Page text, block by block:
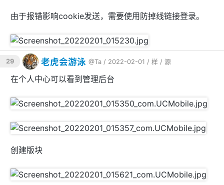
由于报错影响cookie发送，需要使用防掉线链接登录。
29 老虎会游泳 @Ta / 2022-02-01 / 样 / 源
在个人中心可以看到管理后台
创建版块